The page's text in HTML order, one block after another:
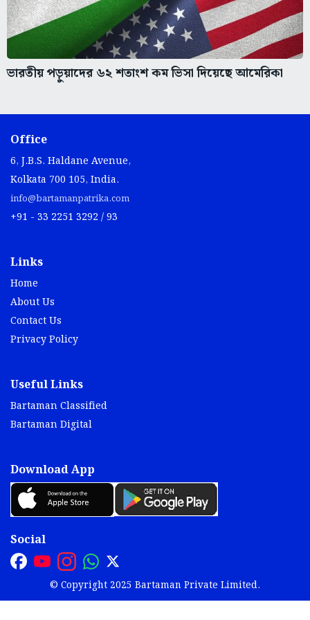
ভারতীয় পড়ুয়াদের ৬২ শতাংশ কম ভিসা দিয়েছে আমেরিকা
Office
6, J.B.S. Haldane Avenue,
Kolkata 700 105, India.
info@bartamanpatrika.com
+91 - 33 2251 3292 / 93
Links
Home
About Us
Contact Us
Privacy Policy
Useful Links
Bartaman Classified
Bartaman Digital
Download App
Social
© Copyright 2025 Bartaman Private Limited.